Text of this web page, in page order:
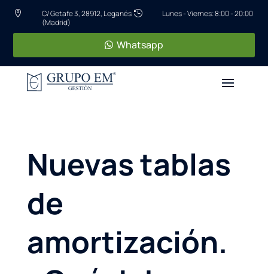

C/ Getafe 3, 28912, Leganés
(Madrid)
 Lunes - Viernes: 8:00 - 20:00
Whatsapp
Nuevas tablas
de
amortización.